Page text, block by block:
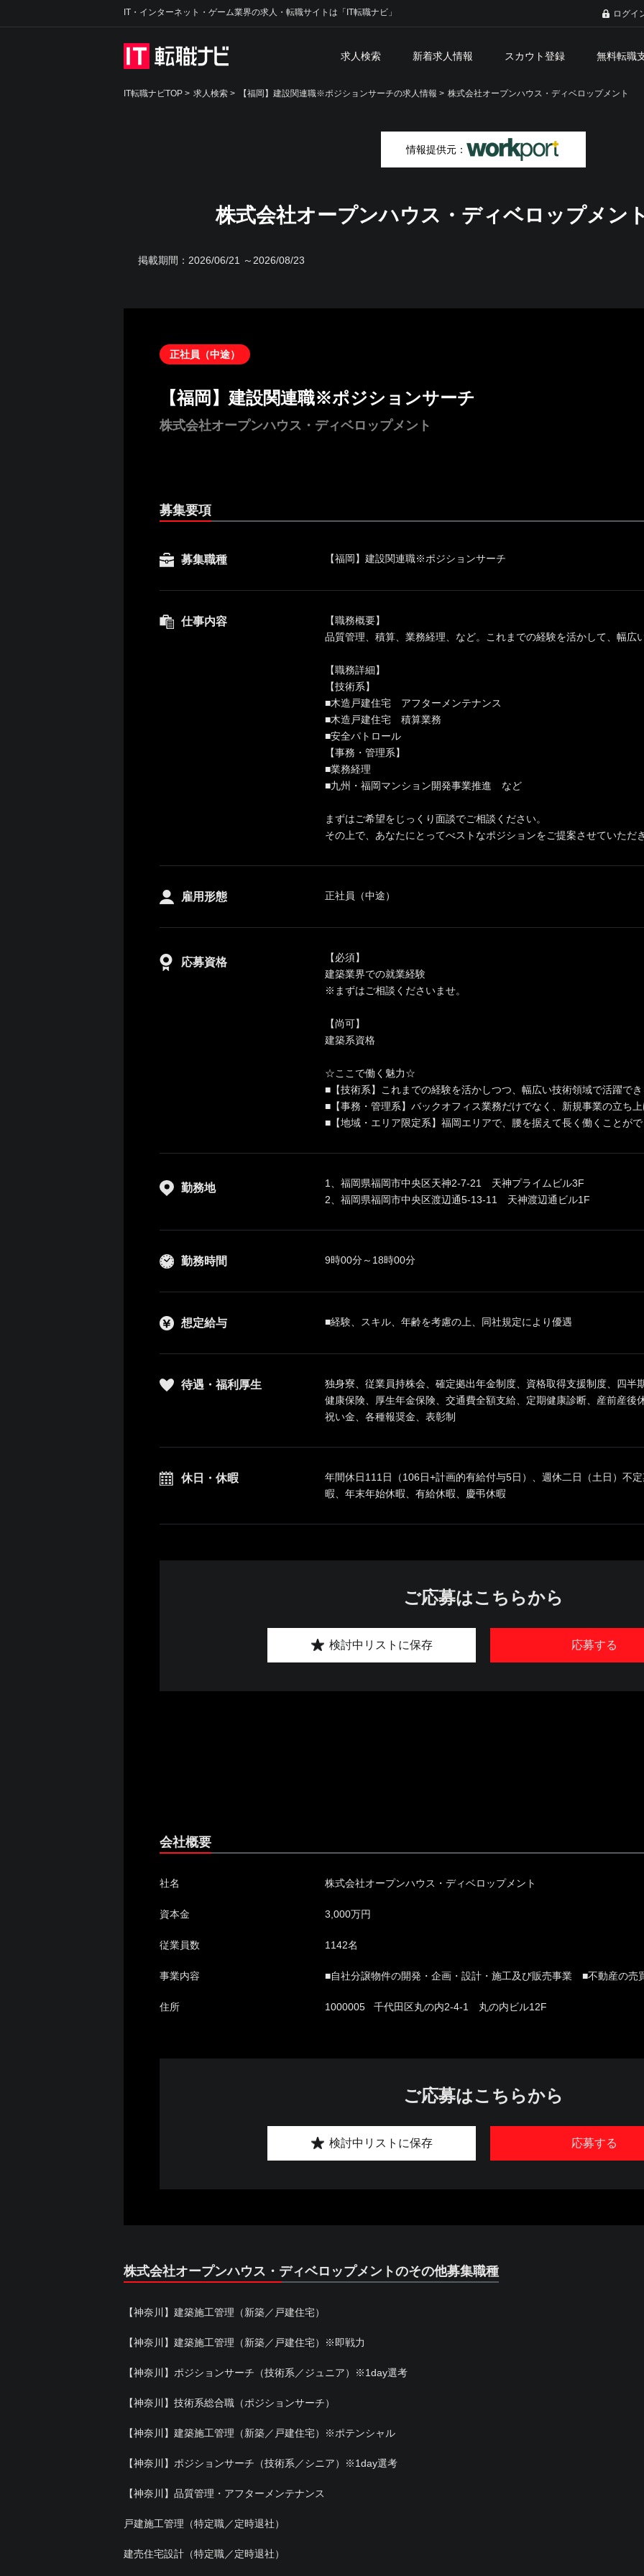
IT・インターネット・ゲーム業界の求人・転職サイトは「IT転職ナビ」 ログイ
求人検索 新着求人情報 スカウト登録 無料転職
IT転職ナビTOP > 求人検索 > 【福岡】建設関連職※ポジションサーチの求人情報 > 株式会社オープンハウス・ディベロップメント
情報提供元：
株式会社オープンハウス・ディベロップメン
掲載期間： 2026/06/21 ～2026/08/23
正社員（中途）
【福岡】建設関連職※ポジションサーチ
株式会社オープンハウス・ディベロップメント
募集要項
募集職種 【福岡】建設関連職※ポジションサーチ
仕事内容
【職務概要】
品質管理、積算、業務経理、など。これまでの経験を活かして、幅広
【職務詳細】
【技術系】
■木造戸建住宅 アフターメンテナンス
■木造戸建住宅 積算業務
■安全パトロール
【事務・管理系】
■業務経理
■九州・福岡マンション開発事業推進 など
まずはご希望をじっくり面談でご相談ください。
その上で、あなたにとってべストなポジションをご提案させていただ
雇用形態 正社員（中途）
応募資格
【必須】
建築業界での就業経験
※まずはご相談くださいませ。
【尚可】
建築系資格
☆ここで働く魅力☆
■【技術系】これまでの経験を活かしつつ、幅広い技術領域で活躍で
■【事務・管理系】バックオフィス業務だけでなく、新規事業の立ち
■【地域・エリア限定系】福岡エリアで、腰を据えて長く働くことが
勤務地
1、福岡県福岡市中央区天神2-7-21 天神プライムビル3F
2、福岡県福岡市中央区渡辺通5-13-11 天神渡辺通ビル1F
勤務時間 9時00分～18時00分
想定給与 ■経験、スキル、年齢を考慮の上、同社規定により優遇
待遇・福利厚生
独身寮、従業員持株会、確定拠出年金制度、資格取得支援制度、四半
健康保険、厚生年金保険、交通費全額支給、定期健康診断、産前産後
祝い金、各種報奨金、表彰制
休日・休暇
年間休日111日（106日+計画的有給付与5日）、週休二日（土日）不
暇、年末年始休暇、有給休暇、慶弔休暇
ご応募はこちらから
応募する
検討中リストに保存
会社概要
社名 株式会社オープンハウス・ディベロップメント
資本金 3,000万円
従業員数 1142名
事業内容 ■自社分譲物件の開発・企画・設計・施工及び販売事業 ■不動産の売
住所 1000005 千代田区丸の内2-4-1 丸の内ビル12F
ご応募はこちらから
応募する
検討中リストに保存
株式会社オープンハウス・ディベロップメントのその他募集職種
【神奈川】建築施工管理（新築／戸建住宅）
【神奈川】建築施工管理（新築／戸建住宅）※即戦力
【神奈川】ポジションサーチ（技術系／ジュニア）※1day選考
【神奈川】技術系総合職（ポジションサーチ）
【神奈川】建築施工管理（新築／戸建住宅）※ポテンシャル
【神奈川】ポジションサーチ（技術系／シニア）※1day選考
【神奈川】品質管理・アフターメンテナンス
戸建施工管理（特定職／定時退社）
建売住宅設計（特定職／定時退社）